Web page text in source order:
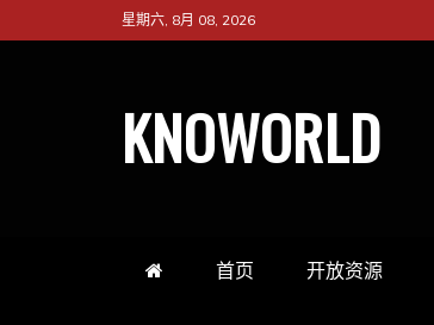
to
星期六, 8月 08, 2026
KNOWORLD
首页 开放资源